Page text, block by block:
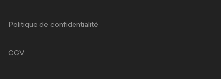
Politique de confidentialité
CGV